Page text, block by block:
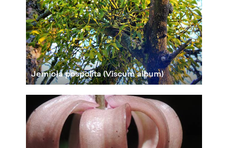
Jemioła pospolita (Viscum album)